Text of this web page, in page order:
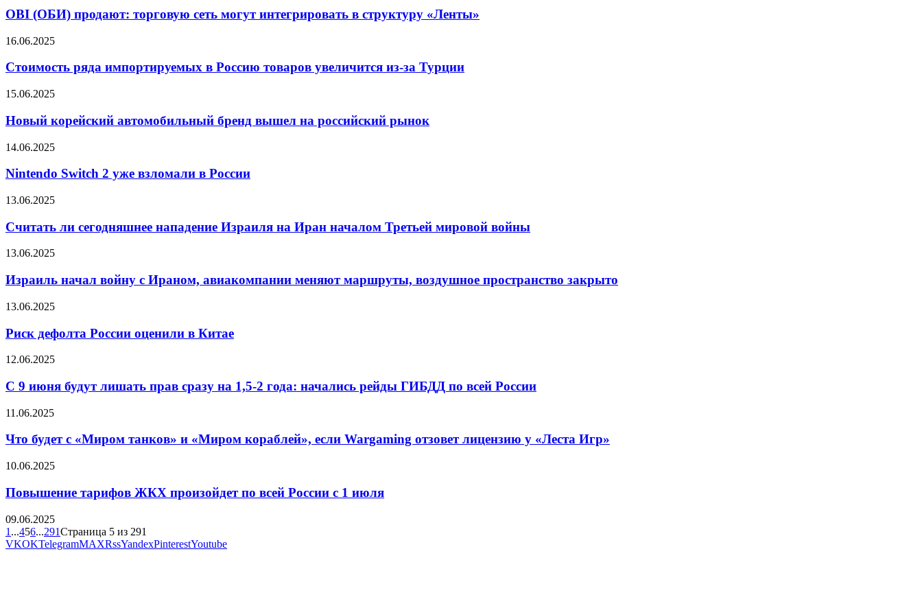
OBI (ОБИ) продают: торговую сеть могут интегрировать в структуру «Ленты»
16.06.2025
Стоимость ряда импортируемых в Россию товаров увеличится из-за Турции
15.06.2025
Новый корейский автомобильный бренд вышел на российский рынок
14.06.2025
Nintendo Switch 2 уже взломали в России
13.06.2025
Считать ли сегодняшнее нападение Израиля на Иран началом Третьей мировой войны
13.06.2025
Израиль начал войну с Ираном, авиакомпании меняют маршруты, воздушное пространство закрыто
13.06.2025
Риск дефолта России оценили в Китае
12.06.2025
С 9 июня будут лишать прав сразу на 1,5-2 года: начались рейды ГИБДД по всей России
11.06.2025
Что будет с «Миром танков» и «Миром кораблей», если Wargaming отзовет лицензию у «Леста Игр»
10.06.2025
Повышение тарифов ЖКХ произойдет по всей России с 1 июля
09.06.2025
1 ...456...291Страница 5 из 291
VKOKTelegramMAXRssYandexPinterestYoutube